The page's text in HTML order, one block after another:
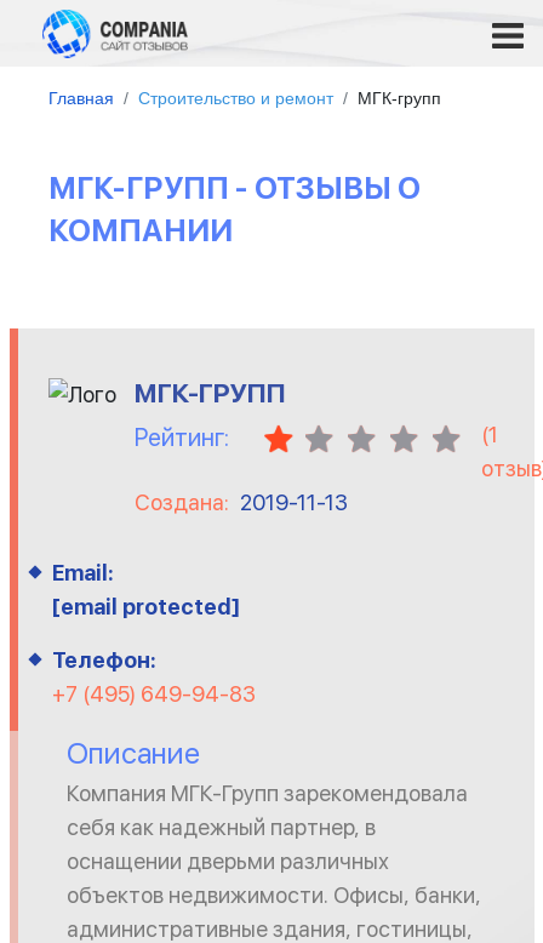
Главная Строительство и ремонт МГК-групп
МГК-ГРУПП - ОТЗЫВЫ О
КОМПАНИИ
МГК-ГРУПП
Рейтинг: (1
Создана: 2019-11-13
Email:
[email protected]
Телефон:
+7 (495) 649-94-83
Описание
Компания МГК-Групп зарекомендовала
себя как надежный партнер, в
оснащении дверьми различных
объектов недвижимости. Офисы, банки,
административные здания, гостиницы,